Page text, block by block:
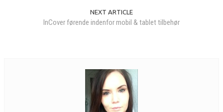
NEXT ARTICLE
InCover førende indenfor mobil & tablet tilbehør